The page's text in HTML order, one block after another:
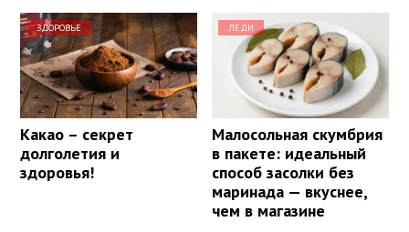
ЗДОРОВЬЕ
Какао – секрет
долголетия и
здоровья!
ЛЕДИ
Малосольная скумбрия
в пакете: идеальный
способ засолки без
маринада — вкуснее,
чем в магазине